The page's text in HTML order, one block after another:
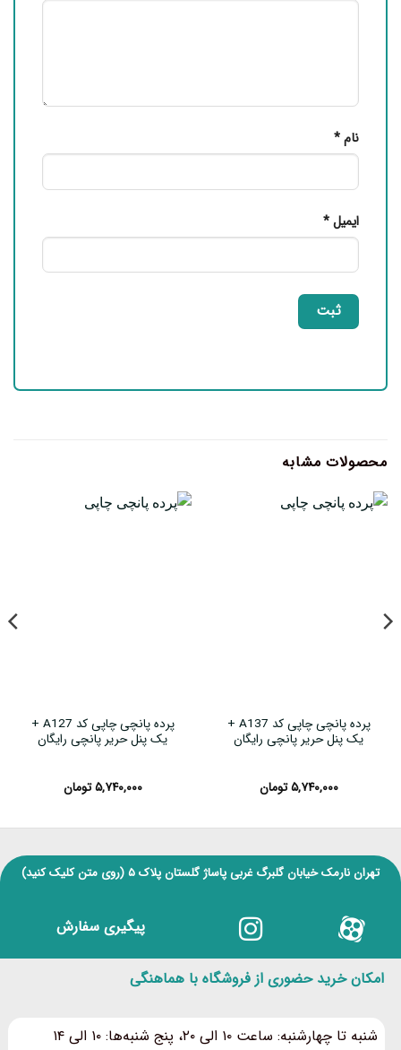
نام*
ایمیل*
محصولات مشابه
پرده پانچی چاپی کد A137 +
یک پنل حریر پانچی رایگان
۵,۷۴۰,۰۰۰ تومان
پرده پانچی چاپی کد A127 +
یک پنل حریر پانچی رایگان
۵,۷۴۰,۰۰۰ تومان
تهران نارمک خیابان گلبرگ غربی پاساژ گلستان پلاک ۵ (روی متن کلیک کنید)
پیگیری سفارش
امکان خرید حضوری از فروشگاه با هماهنگی
شنبه تا چهارشنبه: ساعت ۱۰ الی ۲۰، پنج شنبه‌ها: ۱۰ الی ۱۴